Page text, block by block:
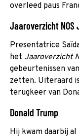
overleed paus
Jaaroverzicht NOS
Presentatrice
het Jaaroverzicht
gebeurtenissen
zetten. Uiteraard
terugkeer van
Donald Trump
Hij kwam daarbij